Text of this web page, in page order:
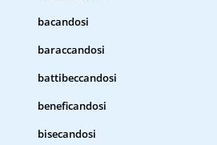
bacandosi
baraccandosi
battibeccandosi
beneficandosi
bisecandosi